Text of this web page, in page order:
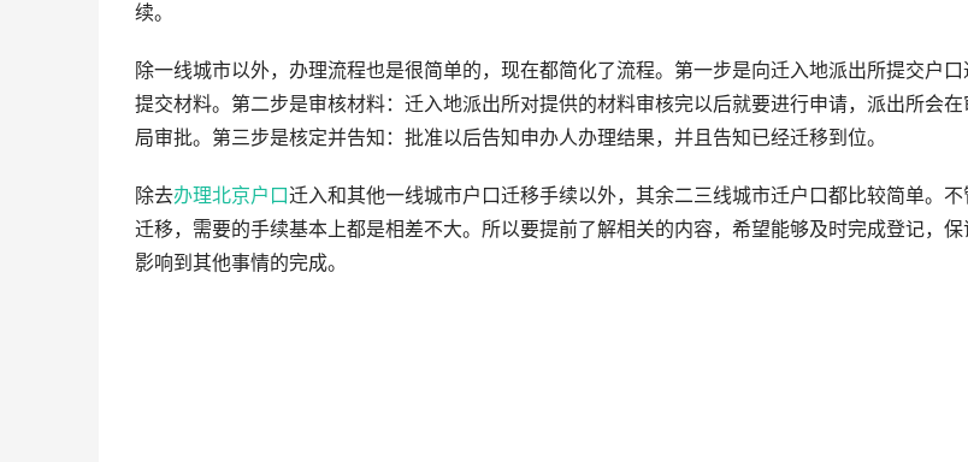
续。
除一线城市以外，办理流程也是很简单的，现在都简化了流程。第一步是向迁入地派出所提交户
提交材料。第二步是审核材料：迁入地派出所对提供的材料审核完以后就要进行申请，派出所会
局审批。第三步是核定并告知：批准以后告知申办人办理结果，并且告知已经迁移到位。
除去办理北京户口迁入和其他一线城市户口迁移手续以外，其余二三线城市迁户口都比较简单。不
迁移，需要的手续基本上都是相差不大。所以要提前了解相关的内容，希望能够及时完成登记，
影响到其他事情的完成。